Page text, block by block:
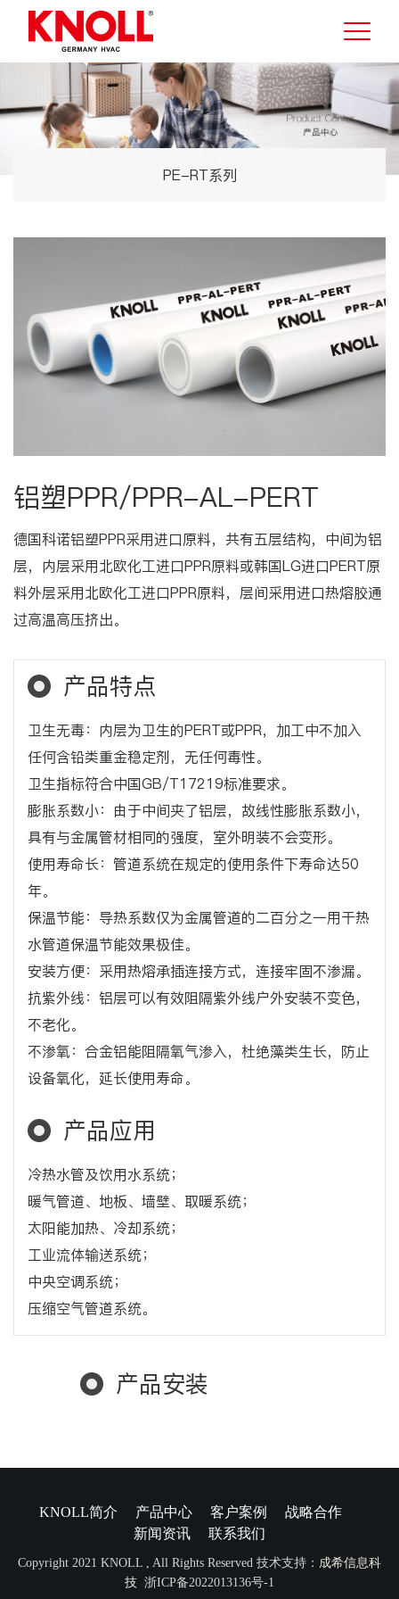
PE-RT系列
铝塑PPR/PPR-AL-PERT
德国科诺铝塑PPR采用进口原料，共有五层结构，中间为铝
层，内层采用北欧化工进口PPR原料或韩国LG进口PERT原
料外层采用北欧化工进口PPR原料，层间采用进口热熔胶通
过高温高压挤出。
产品特点
卫生无毒：内层为卫生的PERT或PPR，加工中不加入
任何含铅类重金稳定剂，无任何毒性。
卫生指标符合中国GB/T17219标准要求。
膨胀系数小：由于中间夹了铝层，故线性膨胀系数小，
具有与金属管材相同的强度，室外明装不会变形。
使用寿命长：管道系统在规定的使用条件下寿命达50
年。
保温节能：导热系数仅为金属管道的二百分之一用干热
水管道保温节能效果极佳。
安装方便：采用热熔承插连接方式，连接牢固不渗漏。
抗紫外线：铝层可以有效阻隔紫外线户外安装不变色，
不老化。
不渗氧：合金铝能阻隔氧气渗入，杜绝藻类生长，防止
设备氧化，延长使用寿命。
产品应用
冷热水管及饮用水系统；
暖气管道、地板、墙壁、取暖系统；
太阳能加热、冷却系统；
工业流体输送系统；
中央空调系统；
压缩空气管道系统。
产品安装
KNOLL简介 产品中心 客户案例
战略合作
新闻资讯
联系我们
Copyright 2021 KNOLL , All Rights Reserved 技术支持： 成希信息科
技 浙ICP备2022013136号-1